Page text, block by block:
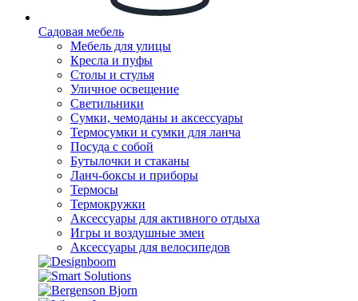
Садовая мебель
Мебель для улицы
Кресла и пуфы
Столы и стулья
Уличное освещение
Светильники
Сумки, чемоданы и аксессуары
Термосумки и сумки для ланча
Посуда с собой
Бутылочки и стаканы
Ланч-боксы и приборы
Термосы
Термокружки
Аксессуары для активного отдыха
Игры и воздушные змеи
Аксессуары для велосипедов